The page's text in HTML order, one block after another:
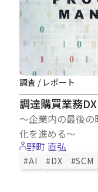
調達購買業務
～企業内の最後
化を進める～
調査 / レポート
野町 直弘
#AI #DX #SCM